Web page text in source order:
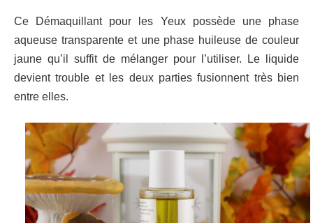
Ce Démaquillant pour les Yeux possède une phase
aqueuse transparente et une phase huileuse de couleur
jaune qu’il suffit de mélanger pour l’utiliser. Le liquide
devient trouble et les deux parties fusionnent très bien
entre elles.